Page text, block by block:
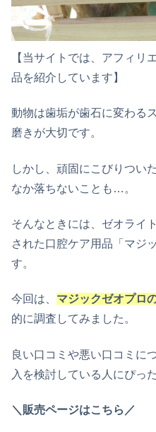
【当サイトでは、アフィリ
品を紹介しています】
動物は歯垢が歯石に変わる
磨きが大切です。
しかし、頑固にこびりつい
なか落ちないことも…。
そんなときには、ゼオライ
された口腔ケア用品「マジ
す。
今回は、 マジックゼオプロ
的に調査してみました。
良い口コミや悪い口コミに
入を検討している人にぴっ
＼販売ページはこちら／